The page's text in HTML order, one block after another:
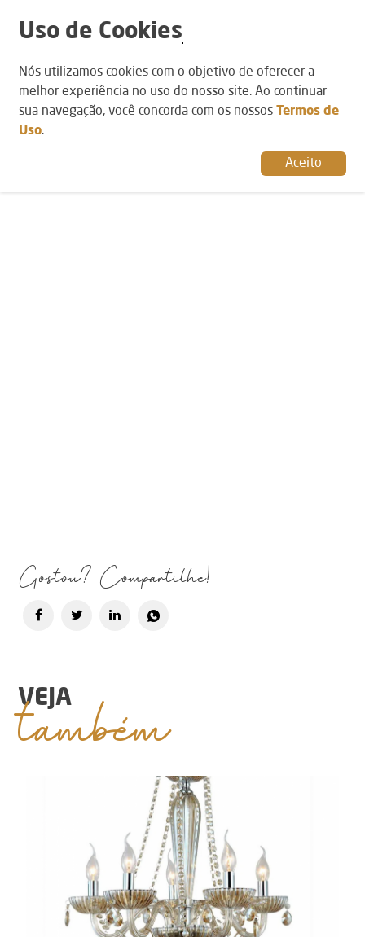
242005 121116
15454
Gostou? Compartilhe!
VEJA
também
Uso de Cookies
Nós utilizamos cookies com o objetivo de oferecer a
melhor experiência no uso do nosso site. Ao continuar
sua navegação, você concorda com os nossos
Termos de
Uso.
Aceito